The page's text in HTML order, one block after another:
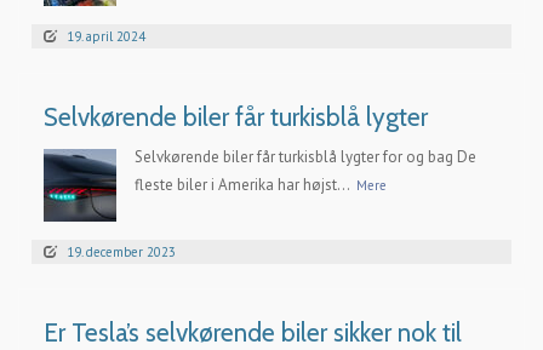
19. april 2024
Selvkørende biler får turkisblå lygter
Selvkørende biler får turkisblå lygter for og bag De
fleste biler i Amerika har højst... Mere
19. december 2023
Er Tesla’s selvkørende biler sikker nok til